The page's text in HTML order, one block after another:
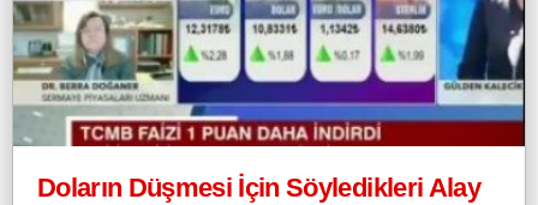
Doların Düşmesi İçin Söyledikleri Alay